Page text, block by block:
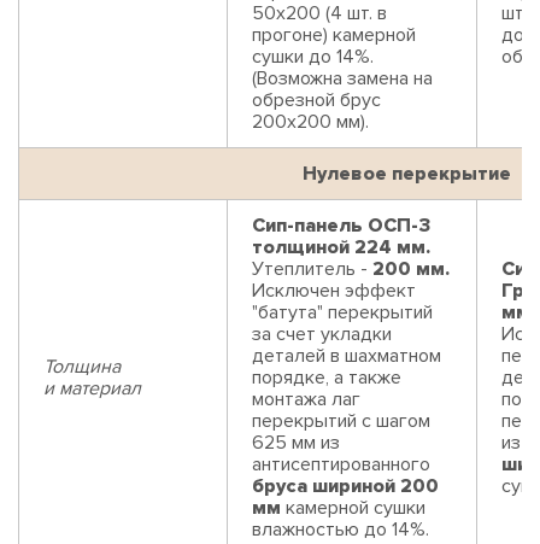
50х200 (4 шт. в
прогоне) камерной
сушки до 14%.
(Возможна замена на
обрезной брус
200х200 мм).
шт.
до
Нулевое перекрытие
Толщина
и материал
Сип-панель ОСП-3
толщиной 224 мм.
Утеплитель - 200 мм.
Исключен эффект
"батута" перекрытий
за счет укладки
деталей в шахматном
порядке, а также
монтажа лаг
перекрытий с шагом
625 мм из
антисептированного
бруса шириной 200
мм камерной сушки
влажностью до 14%.
мм.
из